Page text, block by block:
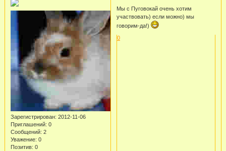
Зарегистрирован: 2012-11-06
Приглашений: 0
Сообщений: 2
Уважение: 0
Позитив: 0
Мы с Пуговокай очень хотим
участвовать) если можно) мы
говорим-да!)
0